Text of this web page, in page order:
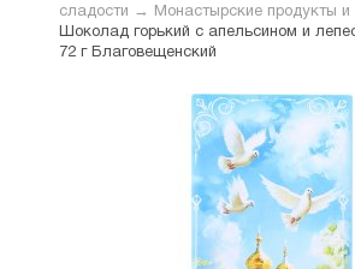
сладости → Монастырские продукты и
Шоколад горький с апельсином и
72 г Благовещенский